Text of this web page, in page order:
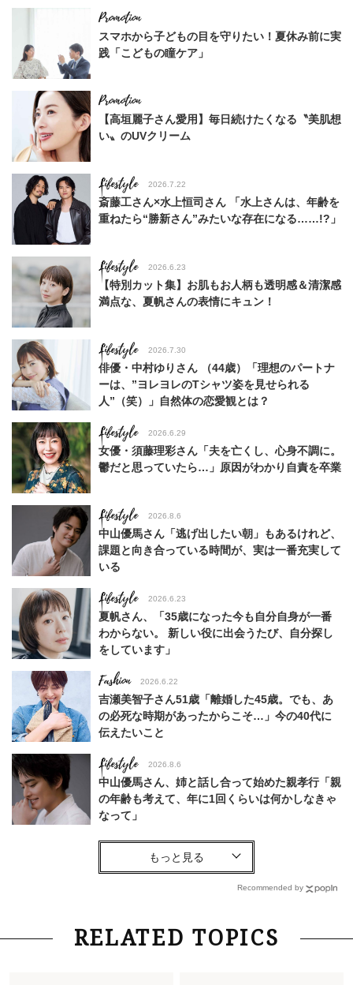
スマホから子どもの目を守りたい！夏休み前に実
践「こどもの瞳ケア」
【高垣麗子さん愛用】毎日続けたくなる〝美肌想
い〟のUVクリーム
Lifestyle 2026.7.22
斎藤工さん×水上恒司さん 「水上さんは、年齢を
重ねたら“勝新さん”みたいな存在になる……!?」
Lifestyle 2026.6.23
【特別カット集】お肌もお人柄も透明感＆清潔感
満点な、夏帆さんの表情にキュン！
Lifestyle 2026.7.30
俳優・中村ゆりさん （44歳）「理想のパートナ
ーは、”ヨレヨレのTシャツ姿を見せられる
人”（笑）」自然体の恋愛観とは？
Lifestyle 2026.6.29
女優・須藤理彩さん「夫を亡くし、心身不調に。
鬱だと思っていたら…」原因がわかり自責を卒業
Lifestyle 2026.8.6
中山優馬さん「逃げ出したい朝」もあるけれど、
課題と向き合っている時間が、実は一番充実して
いる
Lifestyle 2026.6.23
夏帆さん、「35歳になった今も自分自身が一番
わからない。 新しい役に出会うたび、自分探し
をしています」
Fashion 2026.6.22
吉瀬美智子さん51歳「離婚した45歳。でも、あ
の必死な時期があったからこそ…」今の40代に
伝えたいこと
Lifestyle 2026.8.6
中山優馬さん、姉と話し合って始めた親孝行「親
の年齢も考えて、年に1回くらいは何かしなきゃ
なって」
Lifestyle
「お若いですね」は褒め言葉？“若い＝美しい”と
Lifestyle 2026.8.6
26年夏の【開運アクション】は”ひと拭き”習
Recommended by
RELATED TOPICS